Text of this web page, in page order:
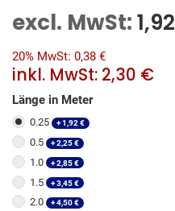
excl. MwSt:1,92
20% MwSt: 0,38 €
inkl. MwSt: 2,30 €
Länge in Meter
0.25 +1,92€
0.5 +2,25€
1.0 +2,85€
1.5 +3,45€
2.0 +4,50€